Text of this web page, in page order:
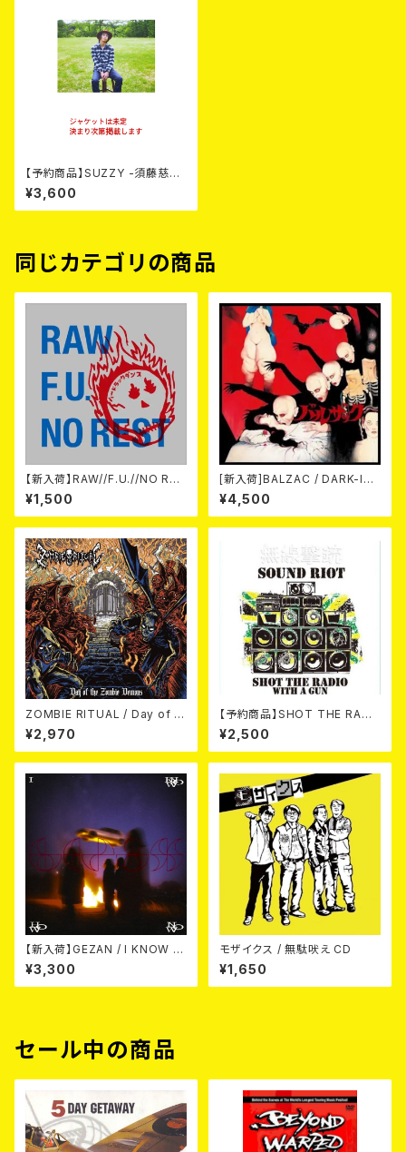
【予約商品】SUZZY -須藤慈
郎- / 夢で逢えたら (CD) 【9月9
日発売】
¥3,600
同じカテゴリの商品
【新入荷】RAW//F.U.//NO RES
T / 3way split EP ハード ラッ
ク ダンス (CD)
¥1,500
[新入荷]BALZAC / DARK-IS
M -20th Anniversary Comp
ilation- (2CD)
¥4,500
ZOMBIE RITUAL / Day of th
e Zombie Demons
¥2,970
【予約商品】SHOT THE RADI
O WITH A GUN / SOUND RI
OT (CD)【8月８日発売】
¥2,500
【新入荷】GEZAN / I KNOW H
OW NOW (CD)
¥3,300
モザイクス / 無駄吠え CD
¥1,650
セール中の商品